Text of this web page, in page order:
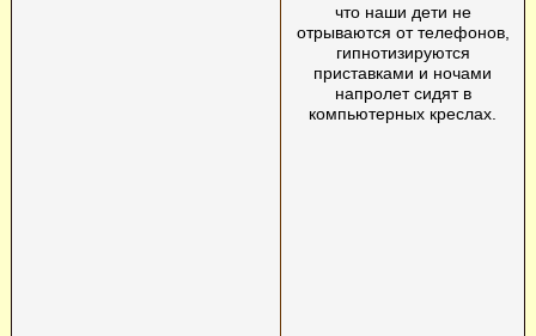
что наши дети не
отрываются от телефонов,
гипнотизируются
приставками и ночами
напролет сидят в
компьютерных креслах.